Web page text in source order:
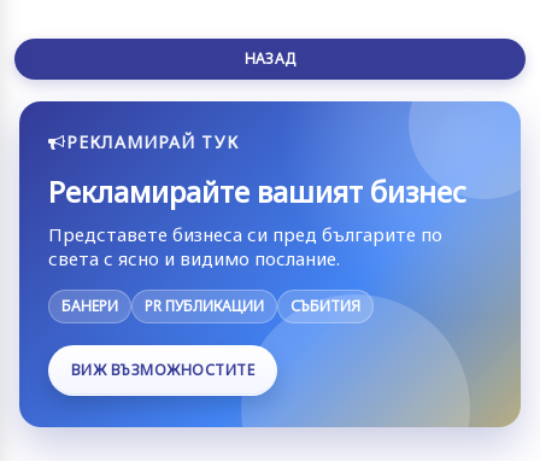
НАЗАД
РЕКЛАМИРАЙ ТУК
Рекламирайте вашият бизнес
Представете бизнеса си пред българите по
света с ясно и видимо послание.
БАНЕРИ PR ПУБЛИКАЦИИ СЪБИТИЯ
ВИЖ ВЪЗМОЖНОСТИТЕ